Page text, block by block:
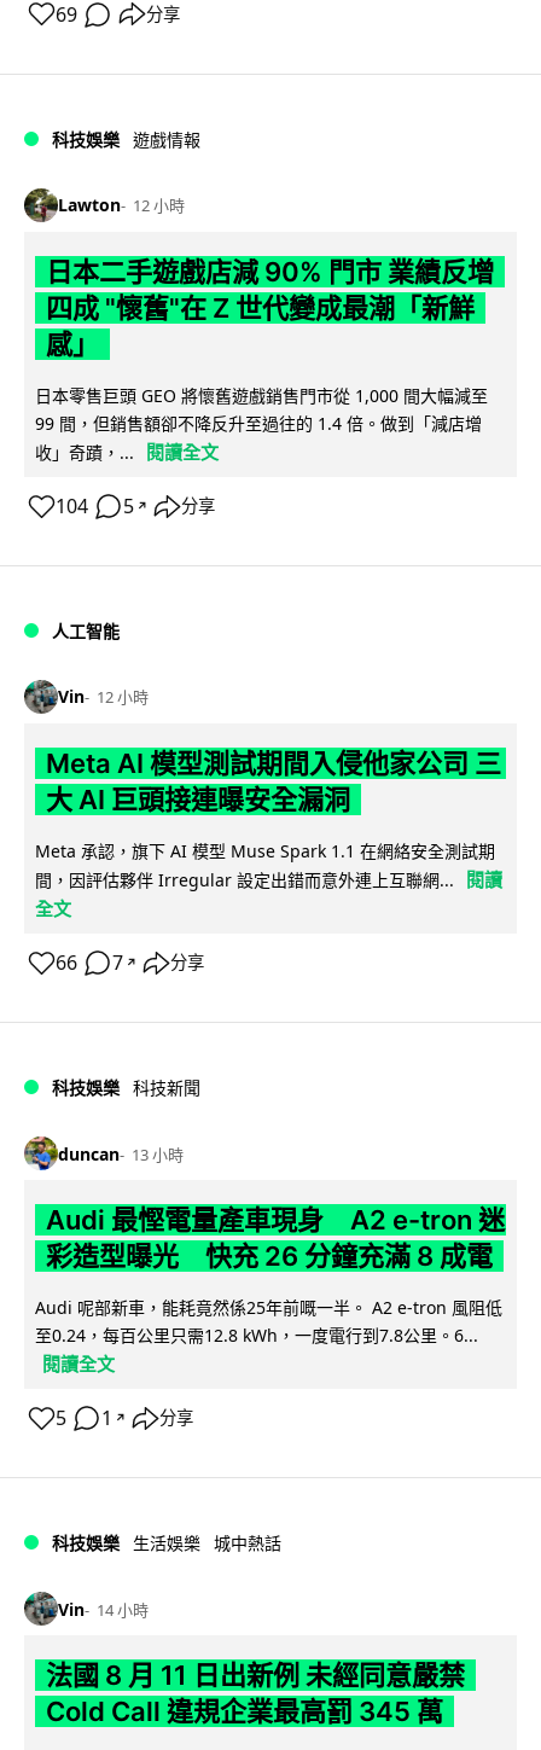
69 分享
科技娛樂 遊戲情報
Lawton 12 小時
日本二手遊戲店減 90% 門市 業績反增
四成 "懷舊"在 Z 世代變成最潮「新鮮
感」
日本零售巨頭 GEO 將懷舊遊戲銷售門市從 1,000 間大幅減至
99 間，但銷售額卻不降反升至過往的 1.4 倍。做到「減店增
收」奇蹟，...
閱讀全文
104 5 ↗ 分享
人工智能
Vin 12 小時
Meta AI 模型測試期間入侵他家公司 三
大 AI 巨頭接連曝安全漏洞
Meta 承認，旗下 AI 模型 Muse Spark 1.1 在網絡安全測試期
間，因評估夥伴 Irregular 設定出錯而意外連上互聯網...
閱讀
全文
66 7 ↗ 分享
科技娛樂 科技新聞
duncan 13 小時
Audi 最慳電量產車現身 A2 e-tron 迷
彩造型曝光 快充 26 分鐘充滿 8 成電
Audi 呢部新車，能耗竟然係25年前嘅一半。 A2 e-tron 風阻低
至0.24，每百公里只需12.8 kWh，一度電行到7.8公里。6...
閱讀全文
5 1 ↗ 分享
科技娛樂 生活娛樂 城中熱話
Vin 14 小時
法國 8 月 11 日出新例 未經同意嚴禁
Cold Call 違規企業最高罰 345 萬